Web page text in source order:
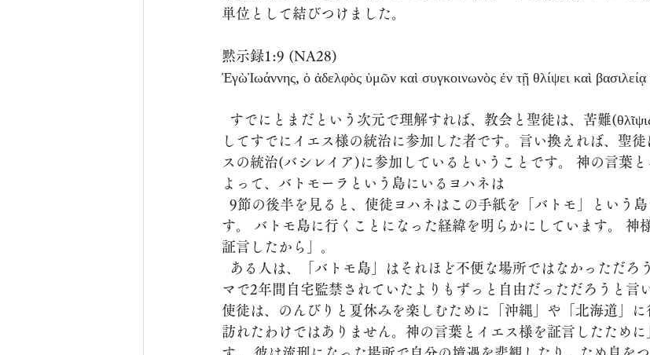
単位として結びつけました。
黙示録1:9 (NA28)
ἘγὼἸωάννης, ὁ ἀδελφὸς ὑμῶν καὶ συγκοινωνὸς ἐν τῇ θλίψει καὶ
してすでにイエス様の統治に参加した者です。言い換えれば、聖
スの統治(バシレイア)に参加しているということです。 神の言葉
よって、バトモーラという島にいるヨハネは
す。 バトモ島に行くことになった経緯を明らかにしています。 神
証言したから」。
マで2年間自宅監禁されていたよりもずっと自由だっただろうと言
使徒は、のんびりと夏休みを楽しむために「沖縄」や「北海道」
訪れたわけではありません。神の言葉とイエス様を証言したため